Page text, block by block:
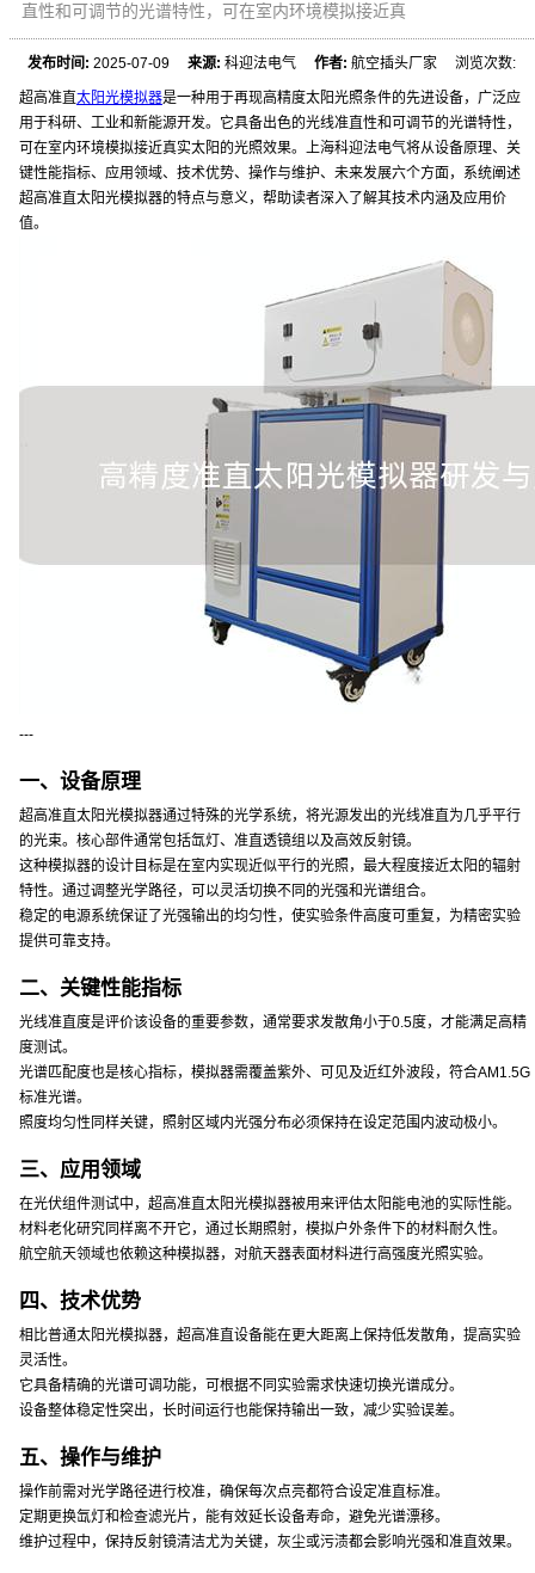
直性和可调节的光谱特性，可在室内环境模拟接近真
发布时间: 2025-07-09来源: 科迎法电气作者: 航空插头厂家 浏览次数:
超高准直太阳光模拟器是一种用于再现高精度太阳光照条件的先进设备，广泛应
用于科研、工业和新能源开发。它具备出色的光线准直性和可调节的光谱特性，
可在室内环境模拟接近真实太阳的光照效果。上海科迎法电气将从设备原理、关
键性能指标、应用领域、技术优势、操作与维护、未来发展六个方面，系统阐述
超高准直太阳光模拟器的特点与意义，帮助读者深入了解其技术内涵及应用价
值。
---
一、设备原理
超高准直太阳光模拟器通过特殊的光学系统，将光源发出的光线准直为几乎平行
的光束。核心部件通常包括氙灯、准直透镜组以及高效反射镜。
这种模拟器的设计目标是在室内实现近似平行的光照，最大程度接近太阳的辐射
特性。通过调整光学路径，可以灵活切换不同的光强和光谱组合。
稳定的电源系统保证了光强输出的均匀性，使实验条件高度可重复，为精密实验
提供可靠支持。
二、关键性能指标
光线准直度是评价该设备的重要参数，通常要求发散角小于0.5度，才能满足高精
度测试。
光谱匹配度也是核心指标，模拟器需覆盖紫外、可见及近红外波段，符合AM1.5G
标准光谱。
照度均匀性同样关键，照射区域内光强分布必须保持在设定范围内波动极小。
三、应用领域
在光伏组件测试中，超高准直太阳光模拟器被用来评估太阳能电池的实际性能。
材料老化研究同样离不开它，通过长期照射，模拟户外条件下的材料耐久性。
航空航天领域也依赖这种模拟器，对航天器表面材料进行高强度光照实验。
四、技术优势
相比普通太阳光模拟器，超高准直设备能在更大距离上保持低发散角，提高实验
灵活性。
它具备精确的光谱可调功能，可根据不同实验需求快速切换光谱成分。
设备整体稳定性突出，长时间运行也能保持输出一致，减少实验误差。
五、操作与维护
操作前需对光学路径进行校准，确保每次点亮都符合设定准直标准。
定期更换氙灯和检查滤光片，能有效延长设备寿命，避免光谱漂移。
维护过程中，保持反射镜清洁尤为关键，灰尘或污渍都会影响光强和准直效果。